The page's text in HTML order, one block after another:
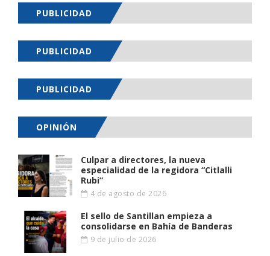
PUBLICIDAD
PUBLICIDAD
PUBLICIDAD
OPINIÓN
Culpar a directores, la nueva
especialidad de la regidora “Citlalli
Rubi”
4 de agosto de 2026
El sello de Santillan empieza a
consolidarse en Bahía de Banderas
9 de julio de 2026